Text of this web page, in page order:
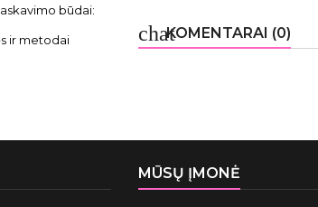
būdai:
ir metodai
chatKOMENTARAI (0)
MŪSŲ ĮMONĖ